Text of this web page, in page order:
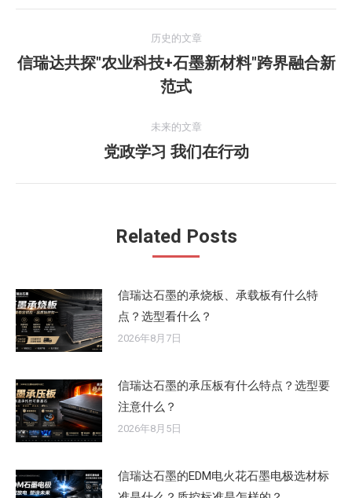
章
历史的文章
历
史
文
章：
信瑞达共探"农业科技+石墨新材料"跨界融合新
范式
未来的文章
未
章：
党政学习 我们在行动
Related Posts
信瑞达石墨的承烧板、承载板有什么特
点？选型看什么？
2026年8月7日
信瑞达石墨的承压板有什么特点？选型要
注意什么？
2026年8月5日
信瑞达石墨的EDM电火花石墨电极选材标